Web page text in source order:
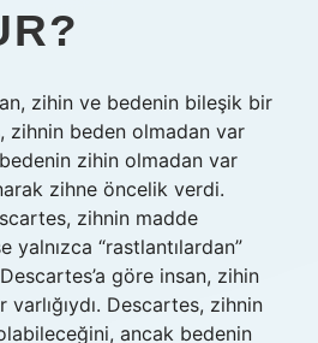
zihin ve bedenin bileşik bir
zihnin beden olmadan var
zihin olmadan var
zihne öncelik verdi.
zihnin madde
yalnızca “rastlantılardan”
göre insan, zihin
Descartes, zihnin
ancak bedenin